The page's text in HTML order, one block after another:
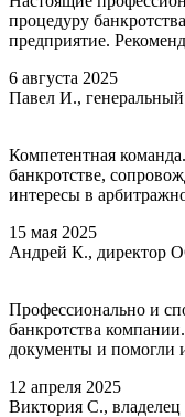
процедуру
предприятие.
6 августа 2025
Павел И.,
Компетентная
банкротстве,
интересы в
15 мая 2025
Андрей К., директор
Профессионально и
банкротства
документы и помогли
12 апреля 2025
Виктория С., владелец